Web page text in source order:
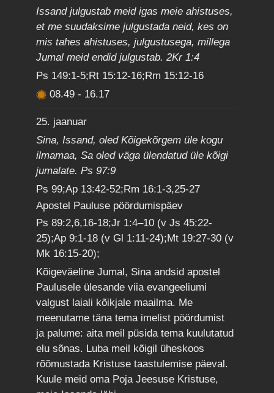
Issand julgustab meid igas meie ahistuses,
et me suudaksime julgustada neid, kes on
mis tahes ahistuses, julgustusega, millega
Jumal meid endid julgustab. 2Kr 1:4
Ps 149:1-5;Rt 15:12-16;Rm 15:12-16
08.49- 16.17
25. jaanuar
Sina, Issand, oled Kõigekõrgem üle kogu
ilmamaa, Sa oled väga ülendatud üle kõigi
jumalate. Ps 97:9
Ps 99;Ap 13:42-52;Rm 16:1-3,25-27
Apostel Pauluse pöördumispäev
Ps 89:2,6,16-18;Jr 1:4–10 (v Js 45:22-
25);Ap 9:1-18 (v Gl 1:11-24);Mt 19:27-30 (v
Mk 16:15-20);
Kõigeväeline Jumal, Sina andsid apostel
Paulusele ülesande viia evangeeliumi
valgust laiali kõikjale maailma. Me
meenutame täna tema imelist pöördumist
ja palume: aita meil püsida tema kuulutatud
elu sõnas. Luba meil kõigil üheskoos
rõõmustada Kristuse taastulemise päeval.
Kuule meid oma Poja Jeesuse Kristuse,